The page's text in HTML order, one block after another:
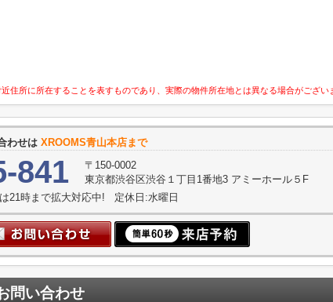
住所に所在することを表すものであり、実際の物件所在地とは異なる場合がござい
わせは XROOMS青山本店まで
841
〒150-0002
東京都渋谷区渋谷１丁目1番地3 アミーホール５F
21時まで拡大対応中! 定休日:水曜日
問い合わせ